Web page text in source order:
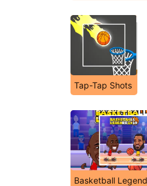
Tap-Tap Shots
Basketball